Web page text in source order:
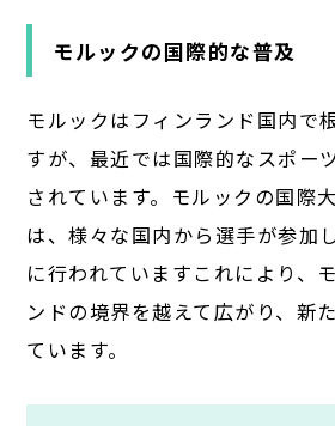
モルックの国際的な普及
モルックはフィンランド国内で
すが、最近では国際的なスポー
されています。モルックの国際
は、様々な国内から選手が参加
に行われていますこれにより、
ンドの境界を越えて広がり、新
ています。